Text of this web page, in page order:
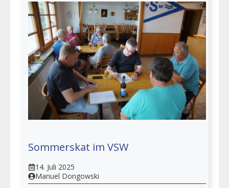
Sommerskat im VSW
14. Juli 2025
Manuel Dongowski